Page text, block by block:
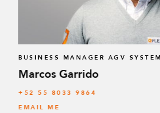
BUSINESS MANAGER AGV
Marcos Garrido
+52 55 8033 9864
EMAIL ME